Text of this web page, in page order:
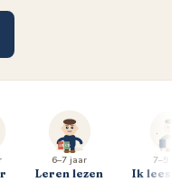
6–7 jaar
Leren lezen
7–9 jaar
Ik lees al